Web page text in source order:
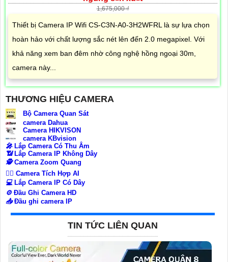
1,675,000 ₫
Thiết bị Camera IP Wifi CS-C3N-A0-3H2WFRL là sự lựa chọn
hoàn hảo với chất lượng sắc nét lên đến 2.0 megapixel. Với
khả năng xem ban đêm nhờ công nghệ hồng ngoại 30m,
camera này...
THƯƠNG HIỆU CAMERA
Bộ Camera Quan Sát
camera Dahua
Camera HIKVISON
camera KBvision
️🎤️ Lắp Camera Có Thu Âm
📶 Lắp Camera IP Không Dây
🕵️Camera Zoom Quang
🧛‍♀️ Camera Tích Hợp AI
💻Lắp Camera IP Có Dây
⚙️Đầu Ghi Camera HD
📥Đầu ghi camera IP
TIN TỨC LIÊN QUAN